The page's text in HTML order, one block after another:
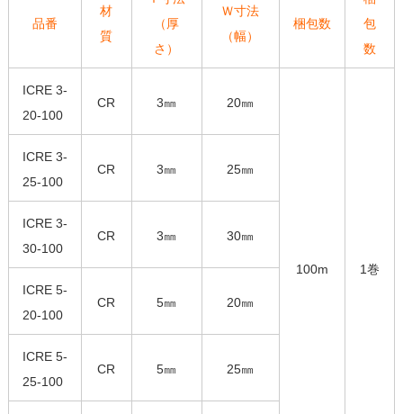
品番
材
質
（厚
さ）
Ｗ寸法
（幅）
梱包数
包
数
ICRE 3-
20-100
CR 3㎜ 20㎜
100m 1巻
ICRE 3-
25-100
CR 3㎜ 25㎜
ICRE 3-
30-100
CR 3㎜ 30㎜
ICRE 5-
20-100
CR 5㎜ 20㎜
ICRE 5-
25-100
CR 5㎜ 25㎜